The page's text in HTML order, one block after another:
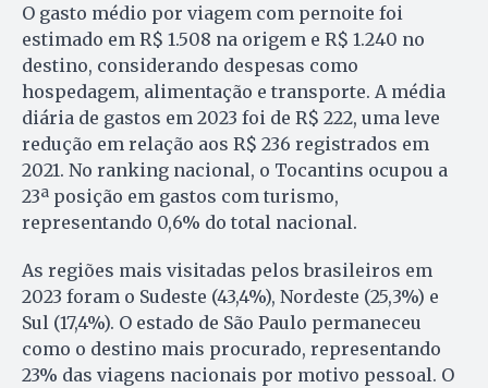
O gasto médio por viagem com pernoite foi
estimado em R$ 1.508 na origem e R$ 1.240 no
destino, considerando despesas como
hospedagem, alimentação e transporte. A média
diária de gastos em 2023 foi de R$ 222, uma leve
redução em relação aos R$ 236 registrados em
2021. No ranking nacional, o Tocantins ocupou a
23ª posição em gastos com turismo,
representando 0,6% do total nacional.
As regiões mais visitadas pelos brasileiros em
2023 foram o Sudeste (43,4%), Nordeste (25,3%) e
Sul (17,4%). O estado de São Paulo permaneceu
como o destino mais procurado, representando
23% das viagens nacionais por motivo pessoal. O